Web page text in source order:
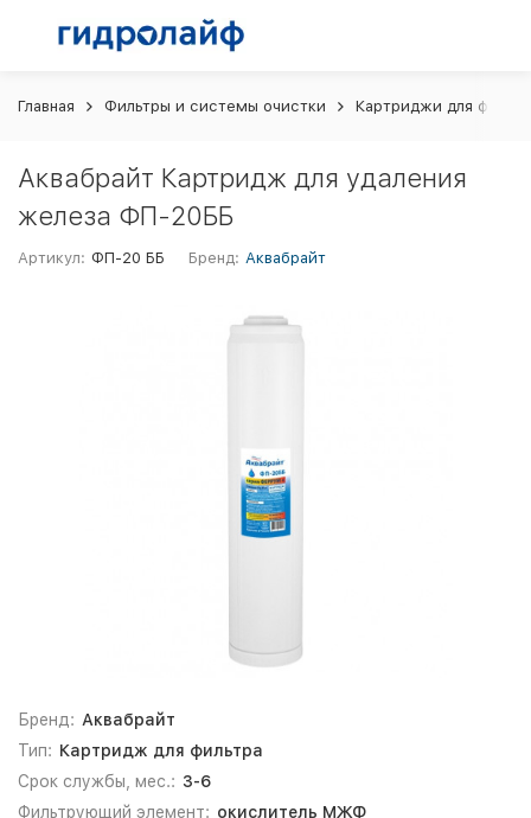
Главная Фильтры и системы очистки Картриджи для
Аквабрайт Картридж для удаления
железа ФП-20ББ
Артикул: ФП-20 ББ Бренд: Аквабрайт
Бренд: Аквабрайт
Тип: Картридж для фильтра
Срок службы, мес.: 3-6
Фильтрующий элемент: окислитель МЖФ